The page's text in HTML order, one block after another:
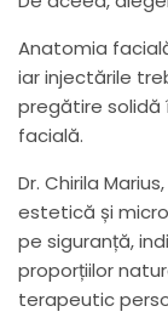
Anatomia
iar injectările
pregătire solidă
facială.
Dr. Chirila
estetică și
pe siguranță,
proporțiilor
terapeutic